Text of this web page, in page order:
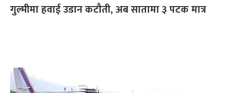
गुल्मीमा हवाई उडान कटौती, अब सातामा ३ पटक मात्र